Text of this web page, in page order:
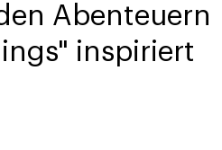
Abenteuern
inspiriert